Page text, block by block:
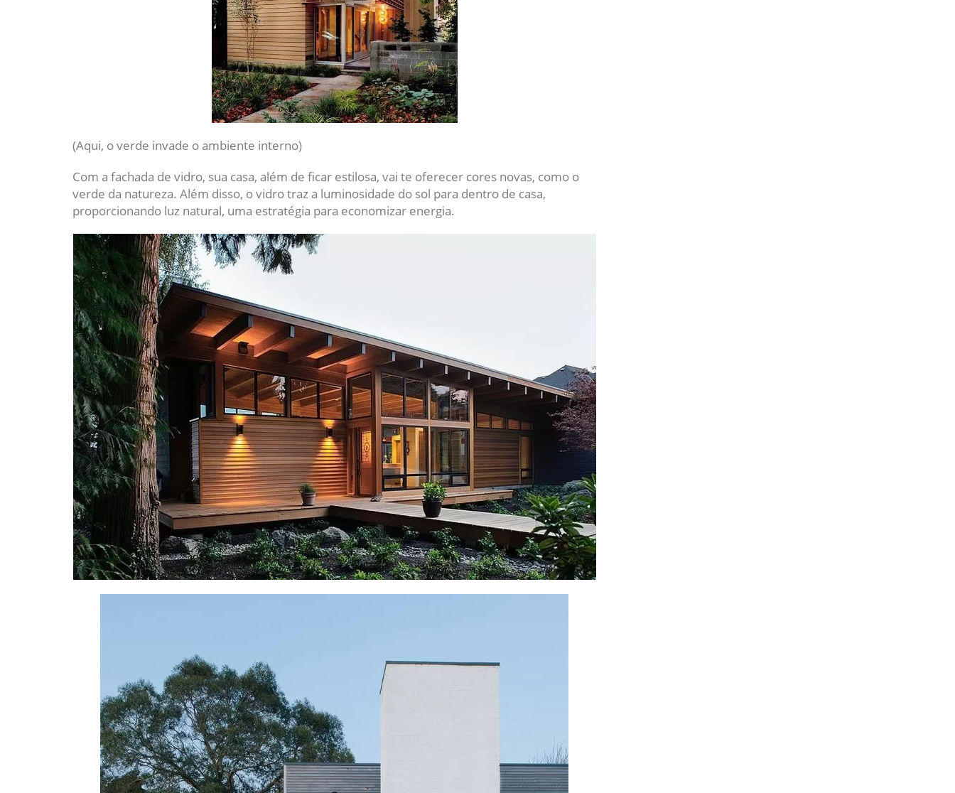
(Aqui, o verde invade o ambiente interno)
Com a fachada de vidro, sua casa, além de ficar estilosa, vai te oferecer cores novas, como o
verde da natureza. Além disso, o vidro traz a luminosidade do sol para dentro de casa,
proporcionando luz natural, uma estratégia para economizar energia.